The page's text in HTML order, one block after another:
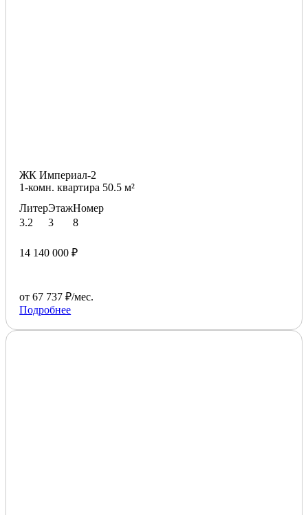
ЖК Империал-2
1-комн. квартира 50.5 м²
Литер
3.2
Этаж
3
Номер
8
14 140 000 ₽
от 67 737 ₽/мес.
Подробнее